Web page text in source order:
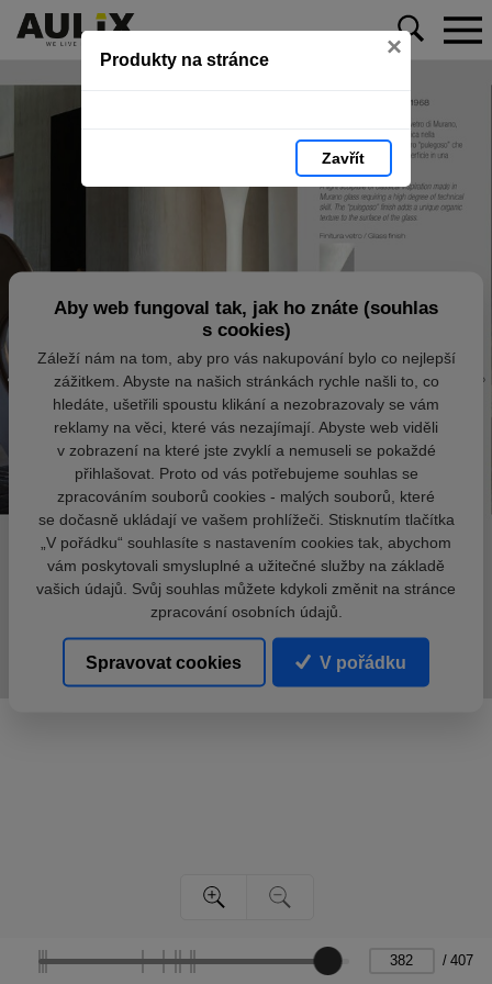
Produkty na stránce ×
Zavřít
/ 407
Aby web fungoval tak, jak ho znáte (souhlas
s cookies)
Záleží nám na tom, aby pro vás nakupování bylo co nejlepší
zážitkem. Abyste na našich stránkách rychle našli to, co
hledáte, ušetřili spoustu klikání a nezobrazovaly se vám
reklamy na věci, které vás nezajímají. Abyste web viděli
v zobrazení na které jste zvyklí a nemuseli se pokaždé
přihlašovat. Proto od vás potřebujeme souhlas se
zpracováním souborů cookies - malých souborů, které
se dočasně ukládají ve vašem prohlížeči. Stisknutím tlačítka
„V pořádku“ souhlasíte s nastavením cookies tak, abychom
vám poskytovali smysluplné a užitečné služby na základě
vašich údajů. Svůj souhlas můžete kdykoli změnit na stránce
zpracování osobních údajů.
Spravovat cookies V pořádku